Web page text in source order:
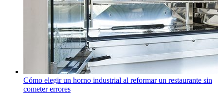
Cómo elegir un horno industrial al reformar un restaurante sin
cometer errores